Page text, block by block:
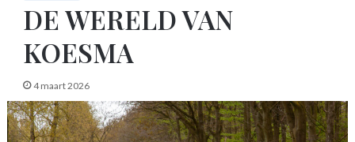
DE WERELD VAN
KOESMA
4 maart 2026